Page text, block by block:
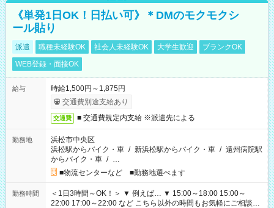
《単発1日OK！日払い可》＊DMのモクモクシ
ール貼り
派遣 職種未経験OK 社会人未経験OK 大学生歓迎
ブランクOK
WEB登録・面接OK
給与
時給1,500円～1,875円
交通費別途支給あり
交通費 ■ 交通費規定内支給 ※派遣先による
勤務地
浜松市中央区
浜松駅からバイク・車 / 新浜松駅からバイク・車 / 遠州病院駅
からバイク・車 / …
■物流センターなど ■勤務地選べます
勤務時間
＜1日3時間～OK！＞ ▼ 例えば… ▼ 15:00～18:00 15:00～
22:00 17:00～22:00 など こちら以外の時間もお気軽にご相談く